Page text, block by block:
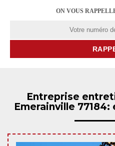
ON VOUS
Entreprise
Emerainville